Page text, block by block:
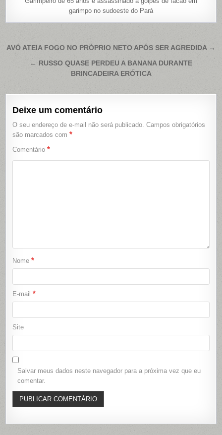
garimpo no sudoeste do Pará
Navegação
AVÓ ATEIA FOGO NO PRÓPRIO NETO APÓS SER AGREDIDA →
← RUSSO QUASE PERDEU A BANANA DURANTE
BRINCADEIRA ERÓTICA
Deixe um comentário
O seu endereço de e-mail não será publicado. Campos obrigatórios
são marcados com*
Comentário*
Nome*
E-mail*
Site
Salvar meus dados neste navegador para a próxima vez que eu
comentar.